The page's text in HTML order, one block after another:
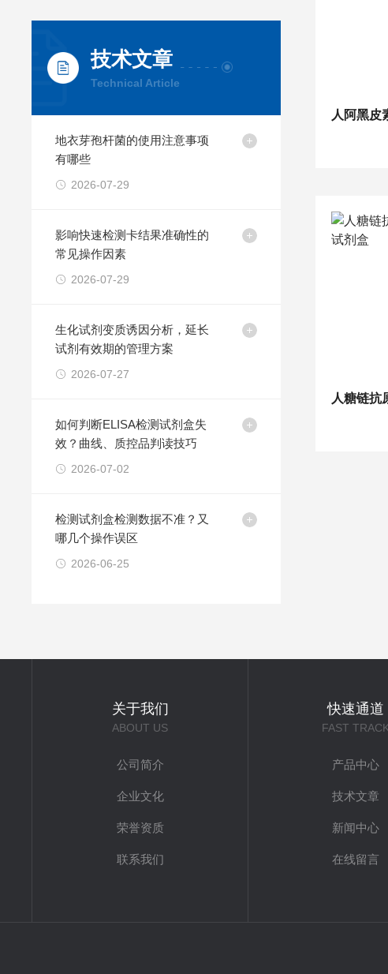
技术文章
Technical Article
地衣芽孢杆菌的使用注意事项
有哪些
2026-07-29
影响快速检测卡结果准确性的
常见操作因素
2026-07-29
生化试剂变质诱因分析，延长
试剂有效期的管理方案
2026-07-27
如何判断ELISA检测试剂盒失
效？曲线、质控品判读技巧
2026-07-02
检测试剂盒检测数据不准？又
哪几个操作误区
2026-06-25
关于我们
ABOUT US
公司简介
企业文化
荣誉资质
联系我们
快速通道
FAST TRACK
产品中心
技术文章
新闻中心
在线留言